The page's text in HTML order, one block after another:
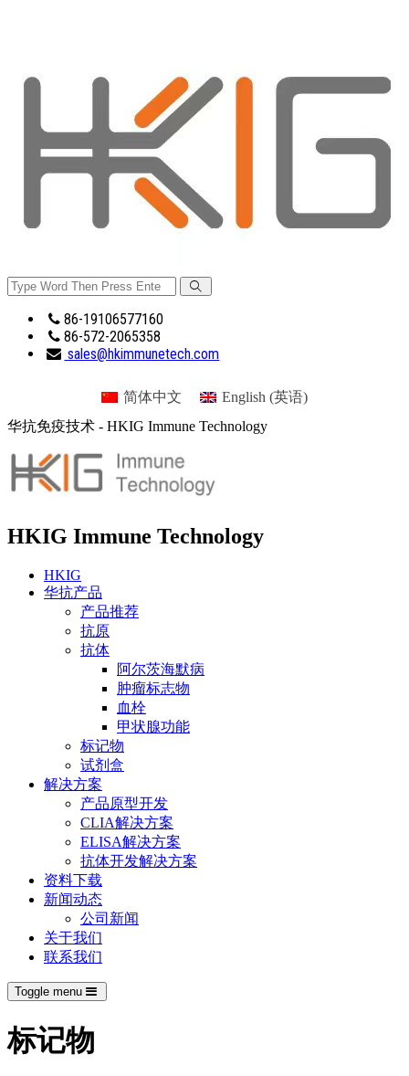
86-19106577160
86-572-2065358
sales@hkimmunetech.com
简体中文 English (英语)
华抗免疫技术 - HKIG Immune Technology
HKIG Immune Technology
HKIG
华抗产品
产品推荐
抗原
抗体
阿尔茨海默病
肿瘤标志物
血栓
甲状腺功能
标记物
试剂盒
解决方案
产品原型开发
CLIA解决方案
ELISA解决方案
抗体开发解决方案
资料下载
新闻动态
公司新闻
关于我们
联系我们
Toggle menu
标记物